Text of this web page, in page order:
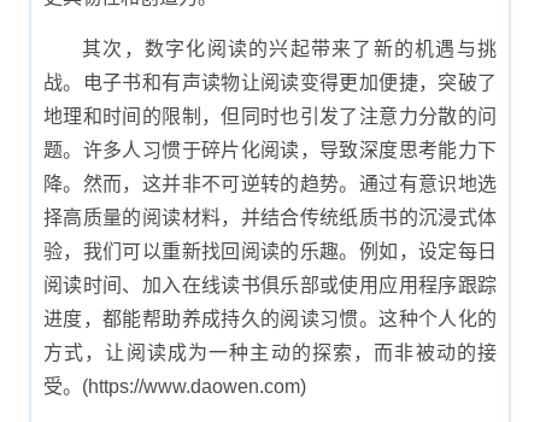
其次，数字化阅读的兴起带来了新的机遇与挑
战。电子书和有声读物让阅读变得更加便捷，突破了
地理和时间的限制，但同时也引发了注意力分散的问
题。许多人习惯于碎片化阅读，导致深度思考能力下
降。然而，这并非不可逆转的趋势。通过有意识地选
择高质量的阅读材料，并结合传统纸质书的沉浸式体
验，我们可以重新找回阅读的乐趣。例如，设定每日
阅读时间、加入在线读书俱乐部或使用应用程序跟踪
进度，都能帮助养成持久的阅读习惯。这种个人化的
方式，让阅读成为一种主动的探索，而非被动的接
受。(https://www.daowen.com)